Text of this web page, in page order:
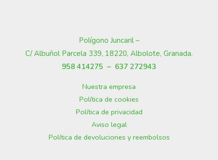
Polígono Juncaril –
C/ Albuñol Parcela 339, 18220, Albolote, Granada.
958 414275 – 637 272943
Nuestra empresa
Política de cookies
Política de privacidad
Aviso legal
Política de devoluciones y reembolsos